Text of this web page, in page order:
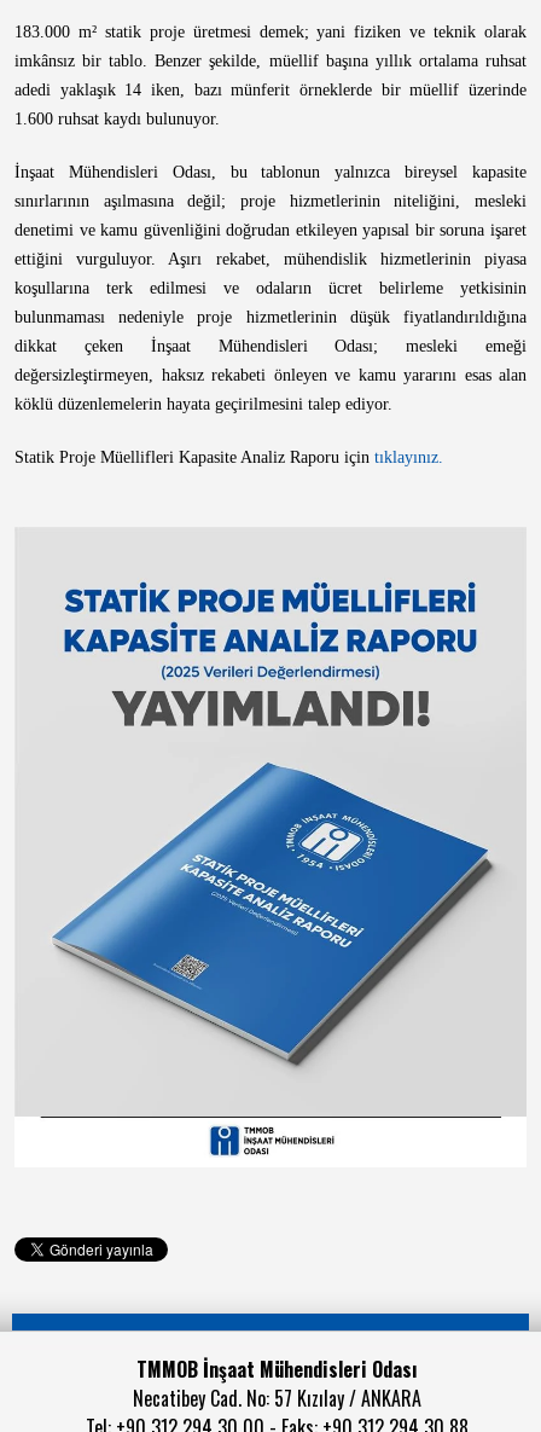
183.000 m² statik proje üretmesi demek; yani fiziken ve teknik olarak
imkânsız bir tablo. Benzer şekilde, müellif başına yıllık ortalama ruhsat
adedi yaklaşık 14 iken, bazı münferit örneklerde bir müellif üzerinde
1.600 ruhsat kaydı bulunuyor.
İnşaat Mühendisleri Odası, bu tablonun yalnızca bireysel kapasite
sınırlarının aşılmasına değil; proje hizmetlerinin niteliğini, mesleki
denetimi ve kamu güvenliğini doğrudan etkileyen yapısal bir soruna işaret
ettiğini vurguluyor. Aşırı rekabet, mühendislik hizmetlerinin piyasa
koşullarına terk edilmesi ve odaların ücret belirleme yetkisinin
bulunmaması nedeniyle proje hizmetlerinin düşük fiyatlandırıldığına
dikkat çeken İnşaat Mühendisleri Odası; mesleki emeği
değersizleştirmeyen, haksız rekabeti önleyen ve kamu yararını esas alan
köklü düzenlemelerin hayata geçirilmesini talep ediyor.
Statik Proje Müellifleri Kapasite Analiz Raporu için tıklayınız.
TMMOB İnşaat Mühendisleri Odası
Necatibey Cad. No: 57 Kızılay / ANKARA